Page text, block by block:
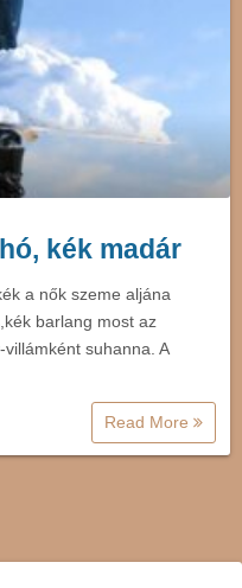
kék madár
a nők szeme aljána
barlang most az
suhanna. A
Read More